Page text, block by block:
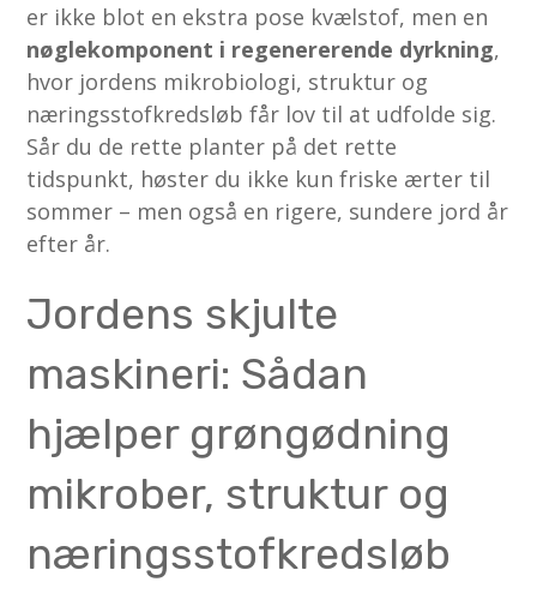
er ikke blot en ekstra pose kvælstof, men en
nøglekomponent i regenererende dyrkning,
hvor jordens mikrobiologi, struktur og
næringsstofkredsløb får lov til at udfolde sig.
Sår du de rette planter på det rette
tidspunkt, høster du ikke kun friske ærter til
sommer – men også en rigere, sundere jord år
efter år.
Jordens skjulte
maskineri: Sådan
hjælper grøngødning
mikrober, struktur og
næringsstofkredsløb